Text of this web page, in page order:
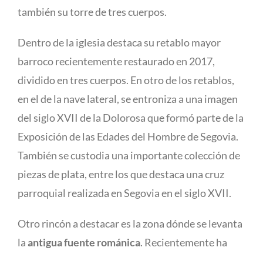
también su torre de tres cuerpos.
Dentro de la iglesia destaca su retablo mayor
barroco recientemente restaurado en 2017,
dividido en tres cuerpos. En otro de los retablos,
en el de la nave lateral, se entroniza a una imagen
del siglo XVII de la Dolorosa que formó parte de la
Exposición de las Edades del Hombre de Segovia.
También se custodia una importante colección de
piezas de plata, entre los que destaca una cruz
parroquial realizada en Segovia en el siglo XVII.
Otro rincón a destacar es la zona dónde se levanta
laantigua fuente románica. Recientemente ha